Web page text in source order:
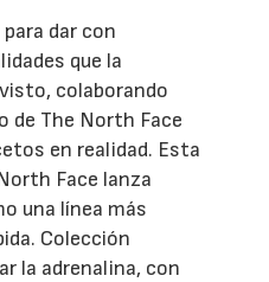
dar con
que la
colaborando
de The North Face
en realidad. Esta
Face lanza
una línea más
Colección
la adrenalina, con